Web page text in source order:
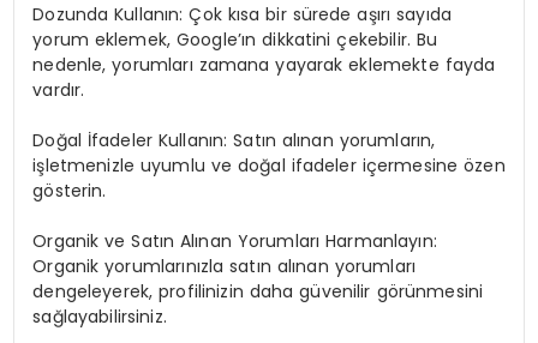
Dozunda Kullanın: Çok kısa bir sürede aşırı sayıda
yorum eklemek, Google’ın dikkatini çekebilir. Bu
nedenle, yorumları zamana yayarak eklemekte fayda
vardır.
Doğal İfadeler Kullanın: Satın alınan yorumların,
işletmenizle uyumlu ve doğal ifadeler içermesine özen
gösterin.
Organik ve Satın Alınan Yorumları Harmanlayın:
Organik yorumlarınızla satın alınan yorumları
dengeleyerek, profilinizin daha güvenilir görünmesini
sağlayabilirsiniz.